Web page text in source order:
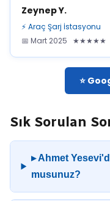
Zeynep Y.
⚡ Araç Şarj İstasyonu
📅 Mart 2025 ★★★★★
⭐
Sık Sorulan
▸ Ahmet
musunuz?